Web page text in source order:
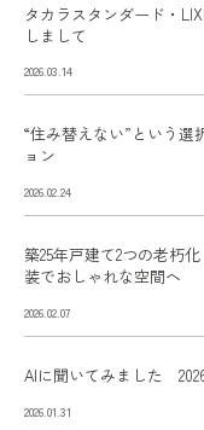
タカラスタンダード・
しまして
2026.03.14
“住み替えない”という選
ョン
2026.02.24
築25年戸建て2つの老朽
装でおしゃれな空間へ
2026.02.07
AIに聞いてみました
2026.01.31